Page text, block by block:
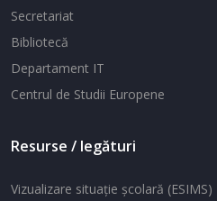
Secretariat
Bibliotecă
Departament IT
Centrul de Studii Europene
Resurse / legături
Vizualizare situaţie şcolară (ESIMS)